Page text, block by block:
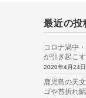
最近の投
コロナ渦中
が引き起こ
2020年4月24日
鹿児島の天
ゴや首折れ